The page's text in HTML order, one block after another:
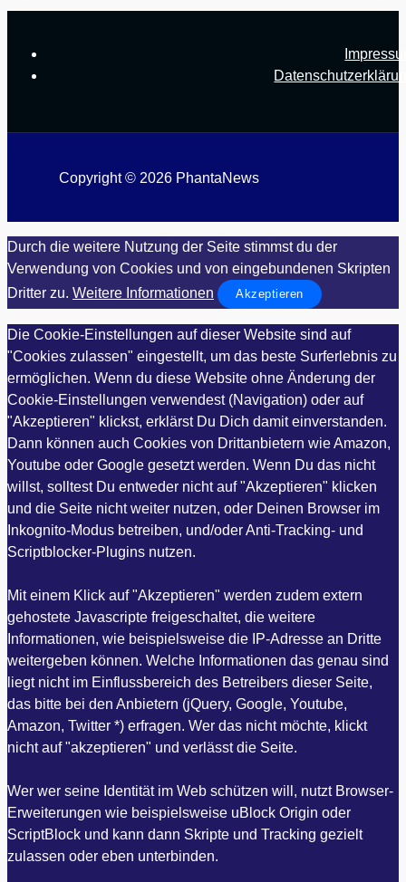
Copyright © 2026 PhantaNews
Durch die weitere Nutzung der Seite stimmst du der
Verwendung von Cookies und von eingebundenen Skripten
Dritter zu. Weitere Informationen Akzeptieren
Die Cookie-Einstellungen auf dieser Website sind auf
"Cookies zulassen" eingestellt, um das beste Surferlebnis zu
ermöglichen. Wenn du diese Website ohne Änderung der
Cookie-Einstellungen verwendest (Navigation) oder auf
"Akzeptieren" klickst, erklärst Du Dich damit einverstanden.
Dann können auch Cookies von Drittanbietern wie Amazon,
Youtube oder Google gesetzt werden. Wenn Du das nicht
willst, solltest Du entweder nicht auf "Akzeptieren" klicken
und die Seite nicht weiter nutzen, oder Deinen Browser im
Inkognito-Modus betreiben, und/oder Anti-Tracking- und
Scriptblocker-Plugins nutzen.
Mit einem Klick auf "Akzeptieren" werden zudem extern
gehostete Javascripte freigeschaltet, die weitere
Informationen, wie beispielsweise die IP-Adresse an Dritte
weitergeben können. Welche Informationen das genau sind
liegt nicht im Einflussbereich des Betreibers dieser Seite,
das bitte bei den Anbietern (jQuery, Google, Youtube,
Amazon, Twitter *) erfragen. Wer das nicht möchte, klickt
nicht auf "akzeptieren" und verlässt die Seite.
Wer wer seine Identität im Web schützen will, nutzt Browser-
Erweiterungen wie beispielsweise uBlock Origin oder
ScriptBlock und kann dann Skripte und Tracking gezielt
zulassen oder eben unterbinden.